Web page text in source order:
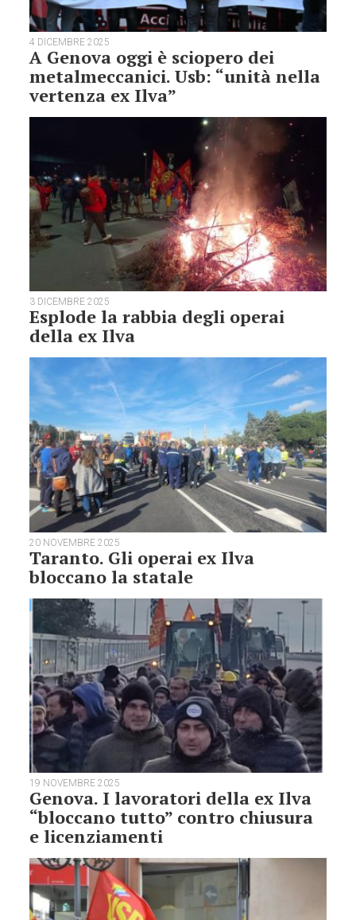
4 DICEMBRE 2025
A Genova oggi è sciopero dei
metalmeccanici. Usb: “unità nella
vertenza ex Ilva”
3 DICEMBRE 2025
Esplode la rabbia degli operai
della ex Ilva
20 NOVEMBRE 2025
Taranto. Gli operai ex Ilva
bloccano la statale
19 NOVEMBRE 2025
Genova. I lavoratori della ex Ilva
“bloccano tutto” contro chiusura
e licenziamenti